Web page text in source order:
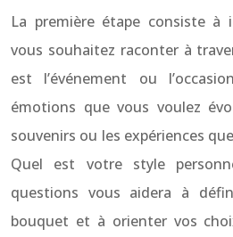
La première étape consiste à
vous souhaitez raconter à
est l’événement ou
émotions que vous voulez
souvenirs ou les expériences
Quel est votre style
questions vous aidera à
bouquet et à orienter vos